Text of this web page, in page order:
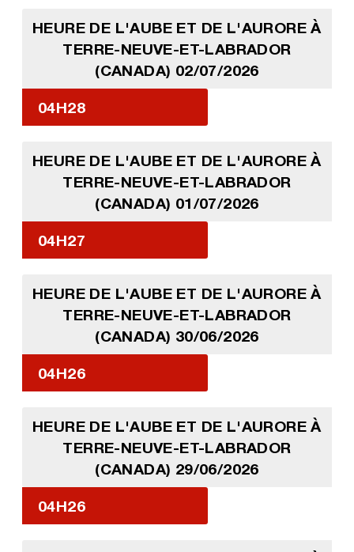
HEURE DE L'AUBE ET DE L'AURORE À
TERRE-NEUVE-ET-LABRADOR
(CANADA) 02/07/2026
04H28
HEURE DE L'AUBE ET DE L'AURORE À
TERRE-NEUVE-ET-LABRADOR
(CANADA) 01/07/2026
04H27
HEURE DE L'AUBE ET DE L'AURORE À
TERRE-NEUVE-ET-LABRADOR
(CANADA) 30/06/2026
04H26
HEURE DE L'AUBE ET DE L'AURORE À
TERRE-NEUVE-ET-LABRADOR
(CANADA) 29/06/2026
04H26